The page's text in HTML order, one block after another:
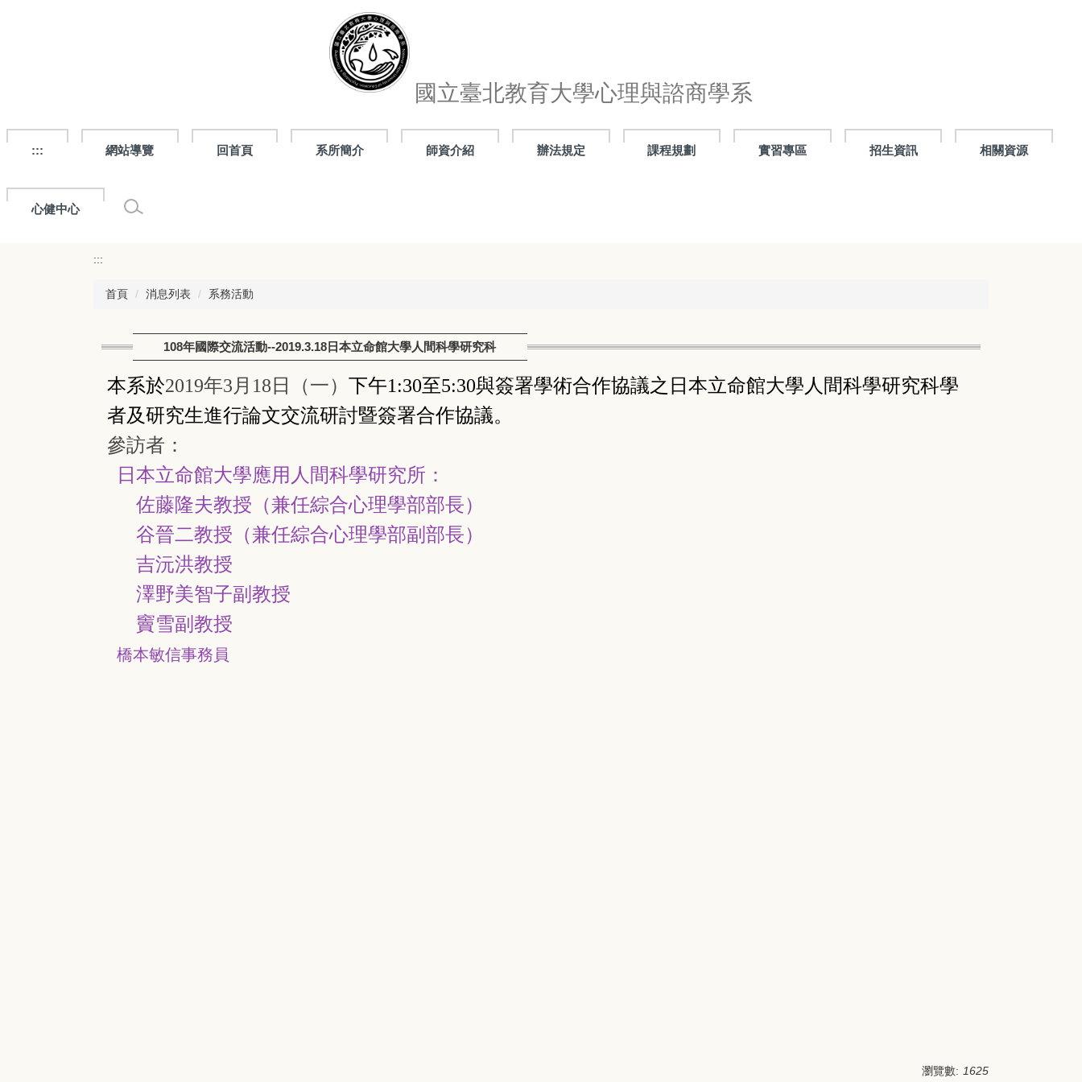
國立臺北教育大學心理與諮商學系
::: 網站導覽 回首頁 系所簡介 師資介紹 辦法規定 課程規劃 實習專區 招生資訊 相關資源
心健中心
:::
首頁 消息列表 系務活動
108年國際交流活動--2019.3.18日本立命館大學人間科學研究科
本系於2019年3月18日（一） 下午1:30至5:30與簽署學術合作協議之日本立命館大學人間科學研究科學
者及研究生進行論文交流研討暨簽署合作協議。
參訪者：
日本立命館大學應用人間科學研究所：
佐藤隆夫教授（兼任綜合心理學部部長）
谷晉二教授（兼任綜合心理學部副部長）
吉沅洪教授
澤野美智子副教授
竇雪副教授
橋本敏信事務員
瀏覽數: 1625